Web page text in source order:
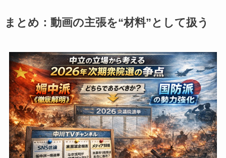
まとめ：動画の主張を“材料”として扱う